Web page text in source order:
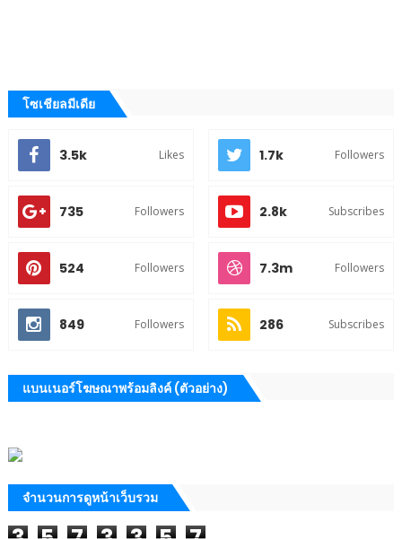
โซเชียลมีเดีย
3.5k Likes 1.7k Followers
735 Followers 2.8k Subscribes
524 Followers 7.3m Followers
849 Followers 286 Subscribes
แบนเนอร์โฆษณาพร้อมลิงค์ (ตัวอย่าง)
จำนวนการดูหน้าเว็บรวม